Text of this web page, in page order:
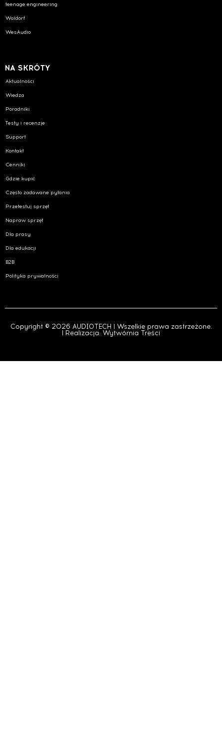
teenage engineering
Waldorf
WesAudio
NA SKRÓTY
Aktualności
Wiedza
Poradniki
Testy i recenzje
Support
Kontakt
Cenniki
Gdzie kupić
Często zadawane pytania
Przetestuj sprzęt
Napraw sprzęt
Dla prasy
Dla edukacji
B2B
Polityka prywatności
Copyright © 2026 AUDIOTECH | Wszelkie prawa zastrzeżone.
| Realizacja: Wytwórnia Treści